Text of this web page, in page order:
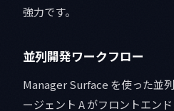
強力です。
並列開発ワークフロー
Manager Surface を使った並
ージェント A がフロントエン